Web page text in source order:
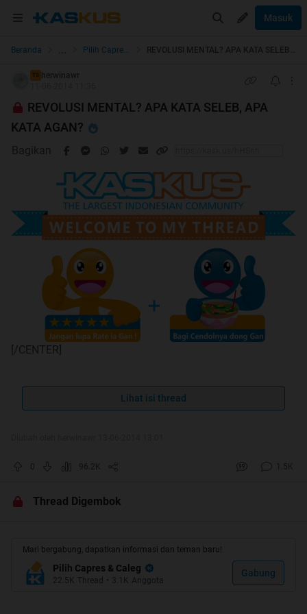
Masuk
Beranda ... Pilih Capres & Caleg
TS
herwinawr
REVOLUSI MENTAL? APA KATA SELEB, APA
KATA AGAN?
Bagikan
[/CENTER]
TERIMA KASIH UNTUK SEMUA
DUKUNGAN AGAN-AGAN DAN MIMIN
SpoilerforHT #2 :
PASTI KITA INGIN YANG TERBAIK BAGI
INDONESIA
Lihat isi thread
0 96.2K 1.5K
Thread Digembok
Mari bergabung, dapatkan informasi dan teman baru!
Pilih Capres & Caleg
22.5K Thread • 3.1K Anggota
Gabung